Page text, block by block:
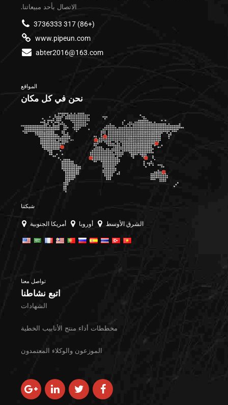
الاتصال بأحد مبيعاتنا.
(+86) 317 3736333
www.pipeun.com
abter2016@163.com
المواقع
نحن في كل مكان
شبكتنا
الشرق الأوسط أوروبا أمريكا الجنوبية
تواصل معنا
اتبع نشاطنا
الشهادات
مخططات أداء منتج الأنابيب الخطية
الموزعون والوكلاء المعتمدون